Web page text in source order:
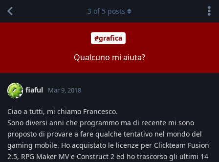
#grafica
Qualcuno mi aiuta?
3 of 5 posts
fiaful Mar 9, 2018
Ciao a tutti, mi chiamo Francesco.
Sono diversi anni che programmo ma di recente mi sono
proposto di provare a fare qualche tentativo nel mondo del
gaming mobile. Ho acquistato le licenze per Clickteam Fusion
2.5, RPG Maker MV e Construct 2 ed ho trascorso gli ultimi 14